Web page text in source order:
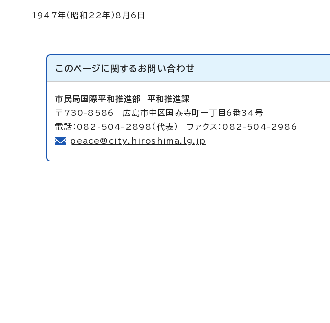
1947年（昭和22年）8月6日
このページに関する お問い合わせ
市民局国際平和推進部 平和推進課
〒730-8586 広島市中区国泰寺町一丁目6番34号
電話：082-504-2898（代表） ファクス：082-504-2986
peace@city.hiroshima.lg.jp